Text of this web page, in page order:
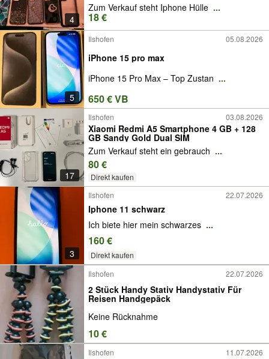
4
Zum Verkauf steht Iphone Hülle ...
18 €
5
Ilshofen 05.08.2026
iPhone 15 pro max
iPhone 15 Pro Max – Top Zustan ...
650 € VB
17
Ilshofen 03.08.2026
Xiaomi Redmi A5 Smartphone 4 GB + 128
GB Sandy Gold Dual SIM
Zum Verkauf steht ein gebrauch ...
80 €
Direkt kaufen
3
Ilshofen 22.07.2026
Iphone 11 schwarz
Ich biete hier mein schwarzes ...
160 €
Direkt kaufen
Ilshofen
22.07.2026
2 Stück Handy Stativ Handystativ Für
Reisen Handgepäck
Keine Rücknahme
10 €
Ilshofen 11.07.2026